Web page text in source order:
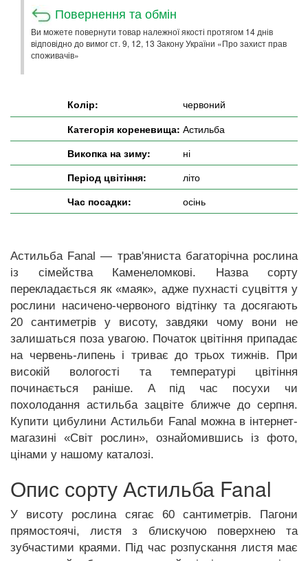
Повернення та обмін
Ви можете повернути товар належної якості протягом 14 днів
відповідно до вимог ст. 9, 12, 13 Закону України «Про захист прав
споживачів»
Колір:
червоний
Категорія кореневища: Астильба
Викопка на зиму:
ні
Період цвітіння:
літо
Час посадки:
осінь
Астильба Fanal — трав'яниста багаторічна рослина
із сімейства Каменеломкові. Назва сорту
перекладається як «маяк», адже пухнасті суцвіття у
рослини насичено-червоного відтінку та досягають
20 сантиметрів у висоту, завдяки чому вони не
залишаться поза увагою. Початок цвітіння припадає
на червень-липень і триває до трьох тижнів. При
високій вологості та температурі цвітіння
починається раніше. А під час посухи чи
похолодання астильба зацвіте ближче до серпня.
Купити цибулини Астильби Fanal можна в інтернет-
магазині «Світ рослин», ознайомившись із фото,
цінами у нашому каталозі.
Опис сорту Астильба Fanal
У висоту рослина сягає 60 сантиметрів. Пагони
прямостоячі, листя з блискучою поверхнею та
зубчастими краями. Під час розпускання листя має